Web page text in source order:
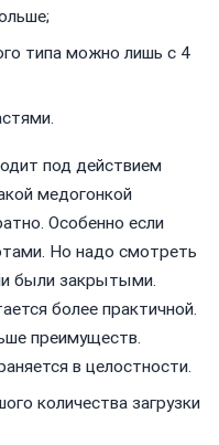
типа можно лишь с 4
под действием
медогонкой
Особенно если
Но надо смотреть
были закрытыми.
более практичной.
преимуществ.
в целостности.
количества загрузки